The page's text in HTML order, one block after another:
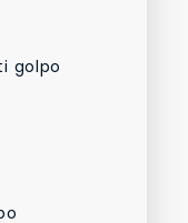
golpo